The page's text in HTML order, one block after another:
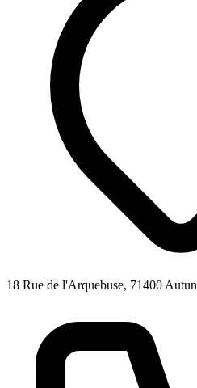
18 Rue de l'Arquebuse, 71400 Autun